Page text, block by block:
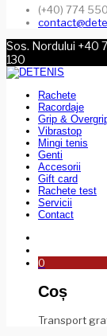
(+40) 774
Sos. Nordului +40
130
Rachete
Racordaje
Grip &
Vibrastop
Mingi tenis
Genti
Accesorii
Gift card
Rachete test
Servicii
Contact
0
Coș
Transport